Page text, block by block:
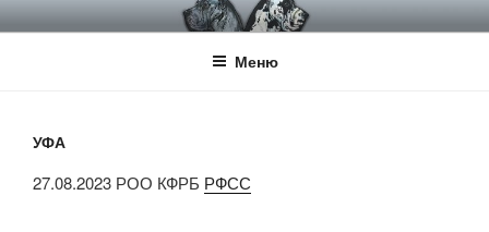
Перейти
к
НКП НЕМЕЦКИЙ ДОГ
Официальный сайт НКП Немецкий Дог
Меню
УФА
27.08.2023 РОО КФРБ РФСС